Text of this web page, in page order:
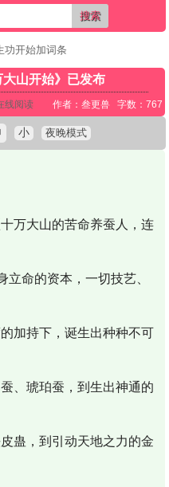
搜索
功开始加词条
山开始》已发布
线阅读 作者：叁更兽 字数：767
小 夜晚模式
万大山的苦命养蚕人，连
命的资本，一切技艺、
加持下，诞生出种种不可
、琥珀蚕，到生出神通的
蛊，到引动天地之力的金